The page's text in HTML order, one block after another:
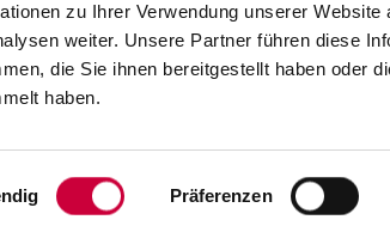
zu Ihrer Verwendung unserer
weiter. Unsere Partner führen diese
die Sie ihnen bereitgestellt haben oder
haben.
Präferenzen
Kreisseniorenbeirat
Förderstiftung
Fördergesellschaft/Sportförderung
Formulare/
RSS-Feeds
16-18 · 25524 Itzehoe · Telefon:
Datenschutz·